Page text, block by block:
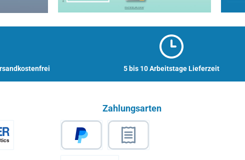
5 bis 10 Arbeitstage Lieferzeit
1
Zahlungsarten